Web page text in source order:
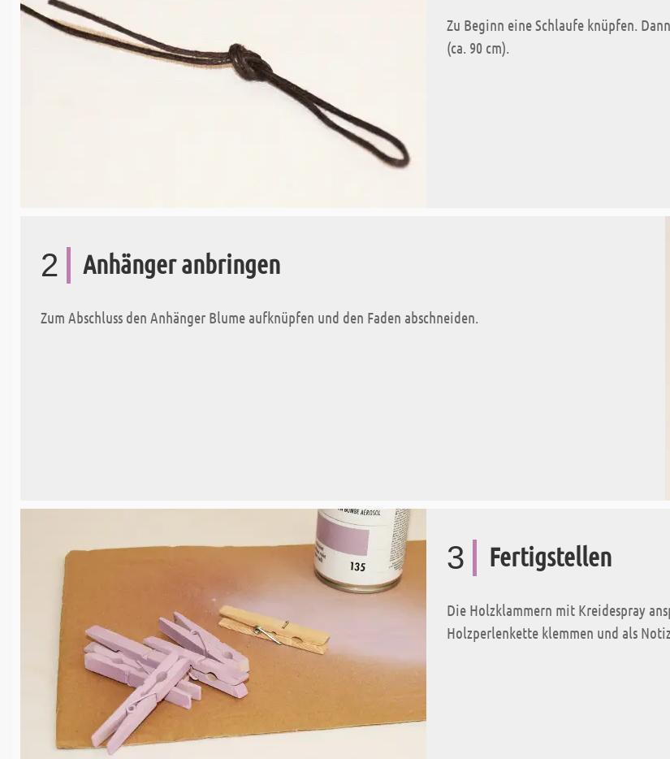
Zu Beginn eine Schlaufe knüpfen.
(ca. 90 cm).
2 Anhänger anbringen
Zum Abschluss den Anhänger Blume aufknüpfen und den Faden abschneiden.
3 Fertigstellen
Die Holzklammern mit Kreidespray
Holzperlenkette klemmen und als